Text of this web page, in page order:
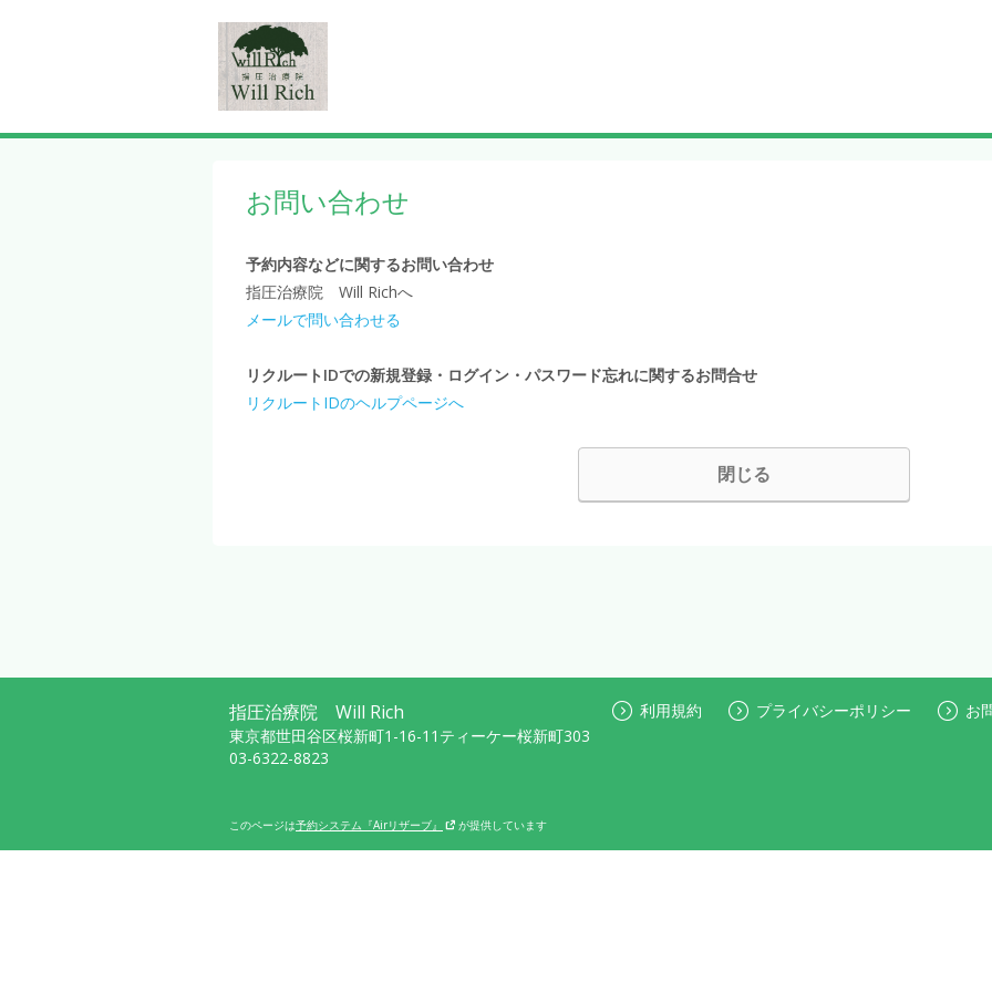
お問い合わせ
予約内容などに関するお問い合わせ
指圧治療院 Will Richへ
メールで問い合わせる
リクルートIDでの新規登録・ログイン・パスワード忘れに関するお問合せ
リクルートIDのヘルプページへ
閉じる
指圧治療院 Will Rich
東京都世田谷区桜新町1-16-11ティーケー桜新町303
03-6322-8823
利用規約 プライバシーポリシー お
このページは予約システム『Airリザーブ』 が提供しています